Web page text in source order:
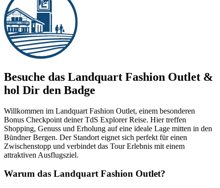
Besuche das Landquart Fashion Outlet &
hol Dir den Badge
Willkommen im Landquart Fashion Outlet, einem besonderen
Bonus Checkpoint deiner TdS Explorer Reise. Hier treffen
Shopping, Genuss und Erholung auf eine ideale Lage mitten in den
Bündner Bergen. Der Standort eignet sich perfekt für einen
Zwischenstopp und verbindet das Tour Erlebnis mit einem
attraktiven Ausflugsziel.
Warum das Landquart Fashion Outlet?